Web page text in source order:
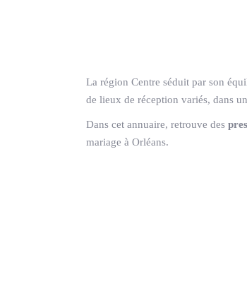
La région Centre séduit par son
de lieux de réception variés, dans
Dans cet annuaire, retrouve des
mariage à Orléans.